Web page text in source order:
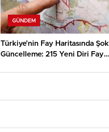
GÜNDEM
Türkiye’nin Fay Haritasında Şok
Güncelleme: 215 Yeni Diri Fay